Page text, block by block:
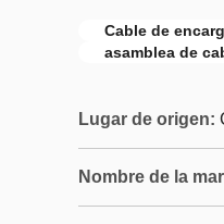
Cable de
asamblea de
Lugar de origen:
Nombre de la